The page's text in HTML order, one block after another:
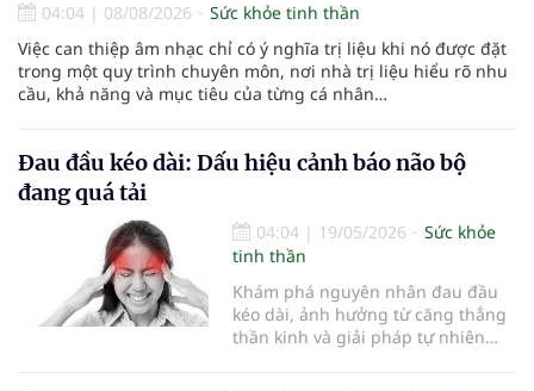
04:04 | 08/08/2026
Sức khỏe tinh thần
Việc can thiệp âm nhạc chỉ có ý nghĩa trị liệu khi nó được đặt
trong một quy trình chuyên môn, nơi nhà trị liệu hiểu rõ nhu
cầu, khả năng và mục tiêu của từng cá nhân…
Đau đầu kéo dài: Dấu hiệu cảnh báo não bộ
đang quá tải
04:04 | 19/05/2026
Sức khỏe
tinh thần
Khám phá nguyên nhân đau đầu
kéo dài, ảnh hưởng từ căng thẳng
thần kinh và giải pháp tự nhiên